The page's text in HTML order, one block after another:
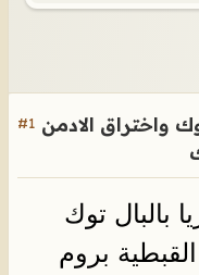
#1 واختراق الادمن
بالبال توك
بروم